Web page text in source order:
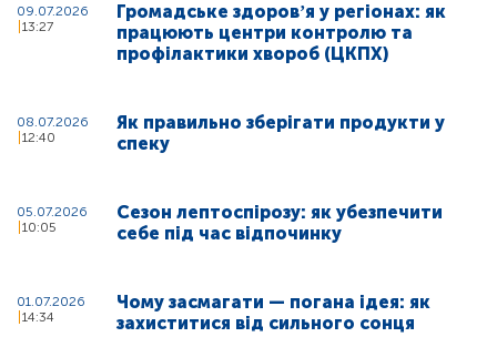
09.07.2026
13:27
Громадське здоровʼя у регіонах: як
працюють центри контролю та
профілактики хвороб (ЦКПХ)
08.07.2026
12:40
Як правильно зберігати продукти у
спеку
05.07.2026
10:05
Сезон лептоспірозу: як убезпечити
себе під час відпочинку
01.07.2026
14:34
Чому засмагати — погана ідея: як
захиститися від сильного сонця